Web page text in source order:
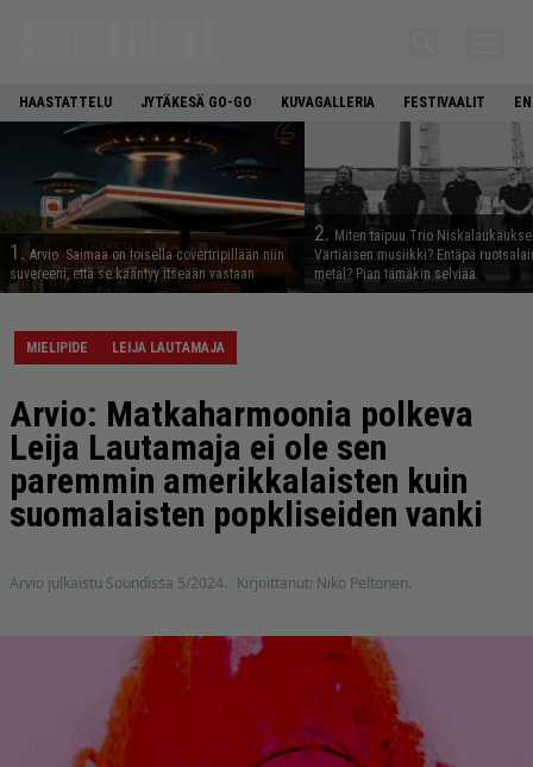
HAASTATTELU JYTÄKESÄ GO-GO KUVAGALLERIA FESTIVAALIT
1. Arvio: Saimaa on toisella covertripillään niin
suvereeni, että se kääntyy itseään vastaan
2. Miten taipuu Trio
Vartiaisen musiikki? Entäpä
metal? Pian tämäkin selviää
MIELIPIDE LEIJA LAUTAMAJA
Arvio: Matkaharmoonia polkeva
Leija Lautamaja ei ole sen
paremmin amerikkalaisten kuin
suomalaisten popkliseiden vanki
Arvio julkaistu Soundissa 5/2024. Kirjoittanut: Niko Peltonen.